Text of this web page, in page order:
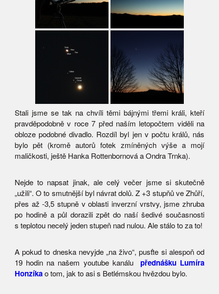
Stali jsme se tak na chvíli těmi bájnými třemi králi, kteří
pravděpodobně v roce 7 před naším letopočtem viděli na
obloze podobné divadlo. Rozdíl byl jen v počtu králů, nás
bylo pět (kromě autorů fotek zmíněných výše a mojí
maličkosti, ještě Hanka Rottenbornová a Ondra Trnka).
Nejde to napsat jinak, ale celý večer jsme si skutečně
„užili“. O to smutnější byl návrat dolů. Z +3 stupňů ve Zhůří,
přes až -3,5 stupně v oblasti inverzní vrstvy, jsme zhruba
po hodině a půl dorazili zpět do naší šedivé současnosti
s teplotou necelý jeden stupeň nad nulou. Ale stálo to za to!
A pokud to dneska nevyjde „na živo“, pusťte si alespoň od
19 hodin na našem youtube kanálu přednášku Lumíra
Honzíkao tom, jak to asi s Betlémskou hvězdou bylo.